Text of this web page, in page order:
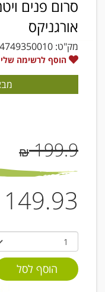
סרום פנים
אורגניקס
מק"ט:
הוסף לרשימה שלי
199.9
₪
149.93 ₪